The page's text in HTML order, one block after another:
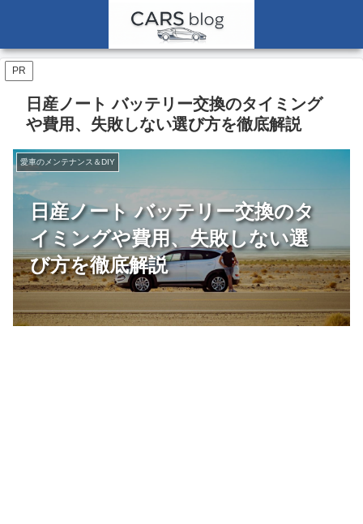
PR
日産ノート バッテリー交換のタイミング
や費用、失敗しない選び方を徹底解説
日産ノート バッテリー交換のタ
イミングや費用、失敗しない選
び方を徹底解説
愛車のメンテナンス＆DIY